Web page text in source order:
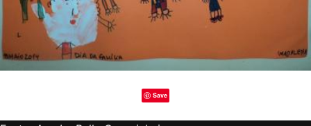
Save